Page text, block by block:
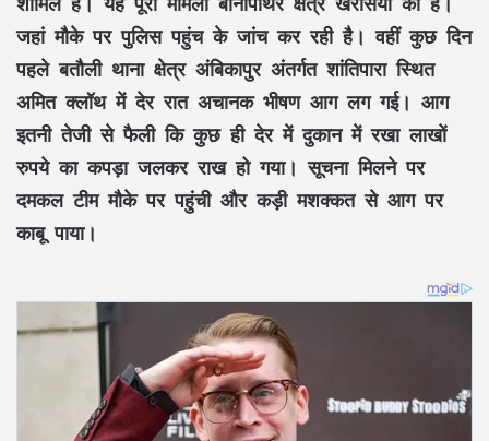
जहां मौके पर पुलिस पहुंच के जांच कर रही है। वहीं कुछ दिन
पहले बतौली थाना क्षेत्र अंबिकापुर अंतर्गत शांतिपारा स्थित
अमित क्लॉथ में देर रात अचानक भीषण आग लग गई। आग
इतनी तेजी से फैली कि कुछ ही देर में दुकान में रखा लाखों
रुपये का कपड़ा जलकर राख हो गया। सूचना मिलने पर
दमकल टीम मौके पर पहुंची और कड़ी मशक्कत से आग पर
काबू पाया।